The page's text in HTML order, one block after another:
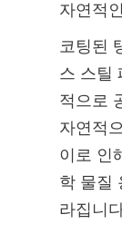
자연적
코팅된
스 스틸
적으로
자연적
이로 인
학 물질
라집니